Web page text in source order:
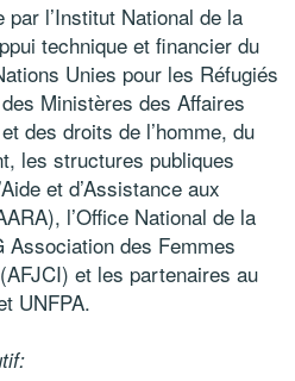
l’Institut National de la
technique et financier du
Unies pour les Réfugiés
Ministères des Affaires
des droits de l’homme, du
les structures publiques
et d’Assistance aux
l’Office National de la
Association des Femmes
et les partenaires au
UNFPA.